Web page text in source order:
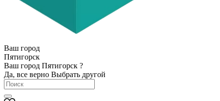
Ваш город
Пятигорск
Ваш город Пятигорск ?
Да, все верно Выбрать другой